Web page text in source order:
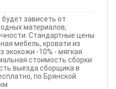
зависеть от
материалов,
Стандартные цены
мебель, кровати из
экокожи -10% - мягкая
стоимость сборки
выезда сборщика в
по Брянской